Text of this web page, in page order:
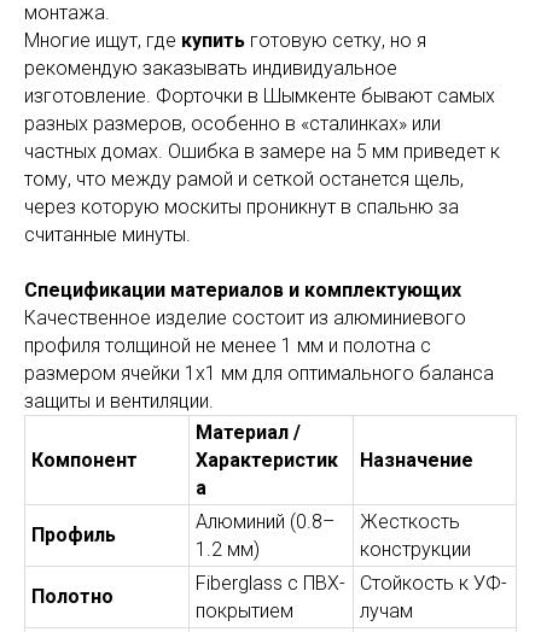
монтажа.
Многие ищут, где купить готовую сетку, но я
рекомендую заказывать индивидуальное
изготовление. Форточки в Шымкенте бывают самых
разных размеров, особенно в «сталинках» или
частных домах. Ошибка в замере на 5 мм приведет к
тому, что между рамой и сеткой останется щель,
через которую москиты проникнут в спальню за
считанные минуты.
Спецификации материалов и комплектующих
Качественное изделие состоит из алюминиевого
профиля толщиной не менее 1 мм и полотна с
размером ячейки 1х1 мм для оптимального баланса
защиты и вентиляции.
Компонент
Материал /
Характеристик
а
Назначение
Профиль
Алюминий (0.8–
1.2 мм)
Жесткость
конструкции
Полотно
Fiberglass с ПВХ-
покрытием
Стойкость к УФ-
лучам